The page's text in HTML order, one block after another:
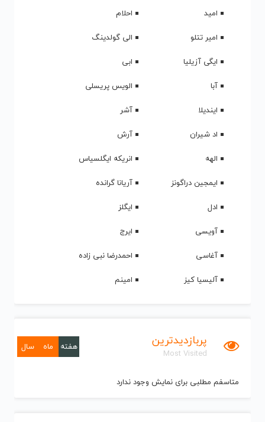
امید
احلام
امیر تتلو
الی گولدینگ
ایگی آزیلیا
ابی
آبا
الویس پریسلی
ایندیلا
آشر
اد شیران
آرش
الهه
انریکه ایگلسیاس
ایمجین دراگونز
آریانا گرانده
ادل
ایگلز
آویسی
ایرج
آغاسی
احمدرضا نبی زاده
آلیسیا کیز
امینم
پربازدیدترین
Most Visited
هفته ماه سال
متاسفم مطلبی برای نمایش وجود ندارد